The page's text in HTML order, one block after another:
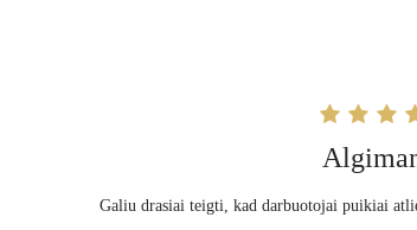
Galiu drasiai teigti, kad darbuotojai puikiai